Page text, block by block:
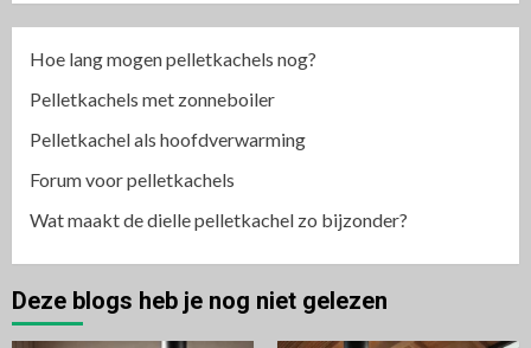
Hoe lang mogen pelletkachels nog?
Pelletkachels met zonneboiler
Pelletkachel als hoofdverwarming
Forum voor pelletkachels
Wat maakt de dielle pelletkachel zo bijzonder?
Deze blogs heb je nog niet gelezen